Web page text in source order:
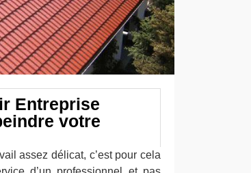
Entreprise
votre
assez délicat, c’est pour cela